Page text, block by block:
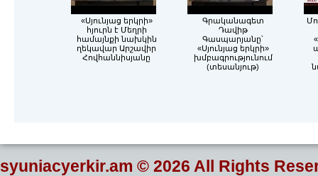
«Սյունյաց երկրի»
հյուրն է Մեղրի
համայնքի նախկին
ղեկավար Արշավիր
Հովհաննիսյանը
Գրականագետ
Դավիթ
Գասպարյանը՝
«Սյունյաց երկրի»
խմբագրությունում
(տեսանյութ)
syuniacyerkir.am © 2026 All Rights